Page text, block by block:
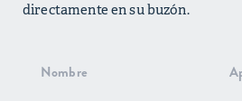
directamente en su buzón.
Suscripción